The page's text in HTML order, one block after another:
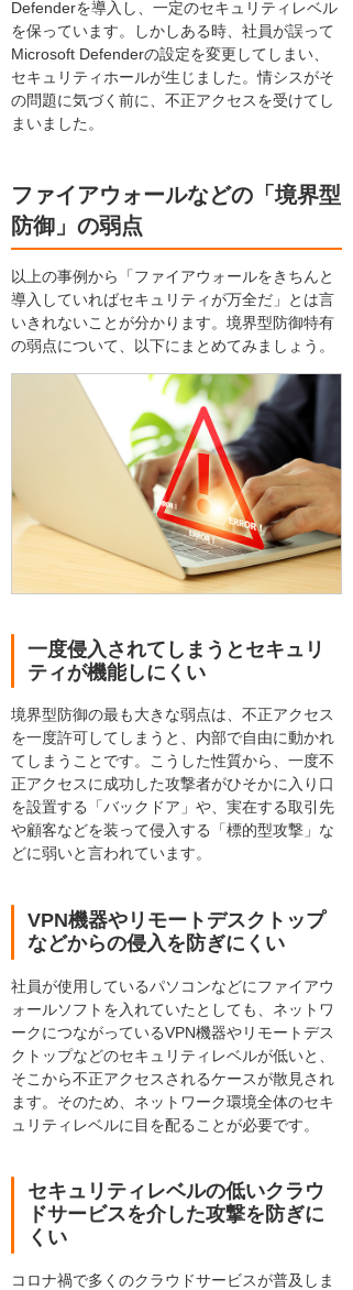
Defenderを導入し、一定のセキュリティレベル
を保っています。しかしある時、社員が誤って
Microsoft Defenderの設定を変更してしまい、
セキュリティホールが生じました。情シスがそ
の問題に気づく前に、不正アクセスを受けてし
まいました。
ファイアウォールなどの「境界型
防御」の弱点
以上の事例から「ファイアウォールをきちんと
導入していればセキュリティが万全だ」とは言
いきれないことが分かります。境界型防御特有
の弱点について、以下にまとめてみましょう。
一度侵入されてしまうとセキュリ
ティが機能しにくい
境界型防御の最も大きな弱点は、不正アクセス
を一度許可してしまうと、内部で自由に動かれ
てしまうことです。こうした性質から、一度不
正アクセスに成功した攻撃者がひそかに入り口
を設置する「バックドア」や、実在する取引先
や顧客などを装って侵入する「標的型攻撃」な
どに弱いと言われています。
VPN機器やリモートデスクトップ
などからの侵入を防ぎにくい
社員が使用しているパソコンなどにファイアウ
ォールソフトを入れていたとしても、ネットワ
ークにつながっているVPN機器やリモートデス
クトップなどのセキュリティレベルが低いと、
そこから不正アクセスされるケースが散見され
ます。そのため、ネットワーク環境全体のセキ
ュリティレベルに目を配ることが必要です。
セキュリティレベルの低いクラウ
ドサービスを介した攻撃を防ぎに
くい
コロナ禍で多くのクラウドサービスが普及しま